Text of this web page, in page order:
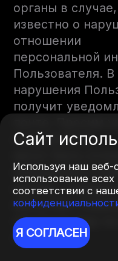
Сайт
Используя наш веб-
использование
соответствии с
Я СОГЛАСЕН
органы в
известно о
отношении
персональной
Пользователя. В
нарушения
получит
направления
обращения в
органы,
масштаба
принятия мер
ситуации.